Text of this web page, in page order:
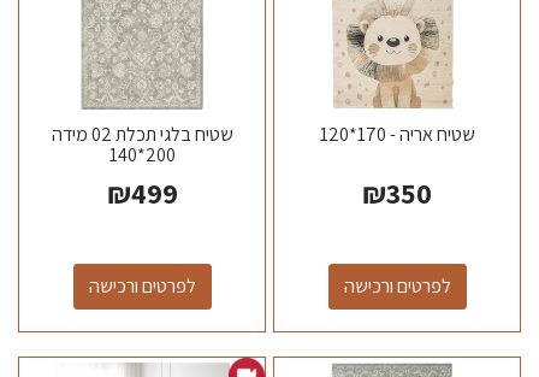
שטיח אריה - 170*120
₪350
לפרטים ורכישה
שטיח בלגי תכלת 02 מידה
200*140
₪499
לפרטים ורכישה